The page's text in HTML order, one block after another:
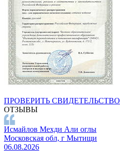
ПРОВЕРИТЬ СВИДЕТЕЛЬСТВО
ОТЗЫВЫ
Исмайлов Мехди Али оглы
Московская обл, г Мытищи
06.08.2026